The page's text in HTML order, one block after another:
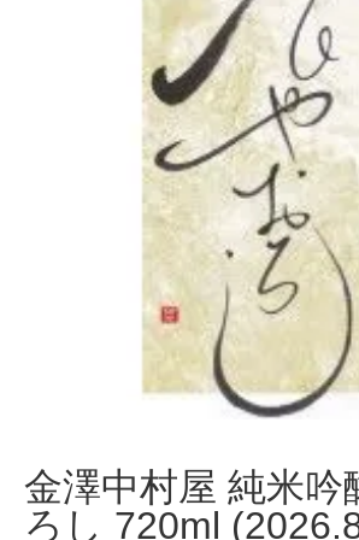
金澤中村屋 純米吟
ろし 720ml